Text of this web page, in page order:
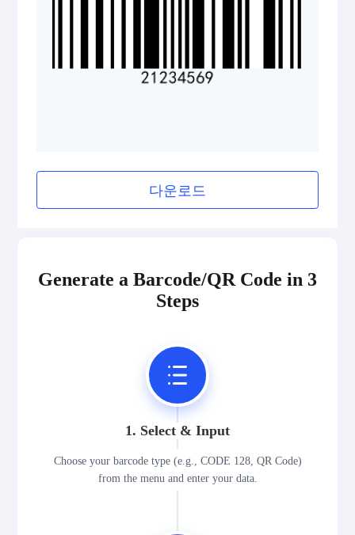
다운로드
Generate a Barcode/QR Code in 3
Steps
1. Select & Input
Choose your barcode type (e.g., CODE 128, QR Code)
from the menu and enter your data.